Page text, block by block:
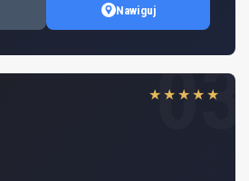
Nawiguj
03
★★★★★